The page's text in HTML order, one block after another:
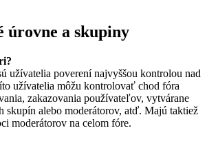
úrovne a skupiny
užívatelia poverení najvyššou kontrolou nad
užívatelia môžu kontrolovať chod fóra
zakazovania používateľov, vytvárane
skupín alebo moderátorov, atď. Majú taktiež
moderátorov na celom fóre.